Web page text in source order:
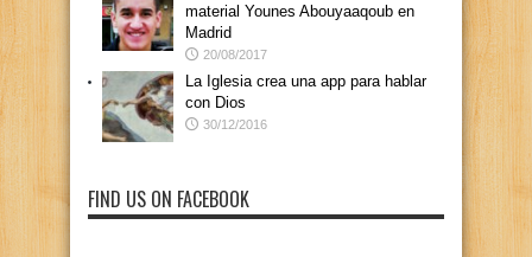
material Younes Abouyaaqoub en
Madrid
20/08/2017
La Iglesia crea una app para hablar
con Dios
30/12/2016
FIND US ON FACEBOOK